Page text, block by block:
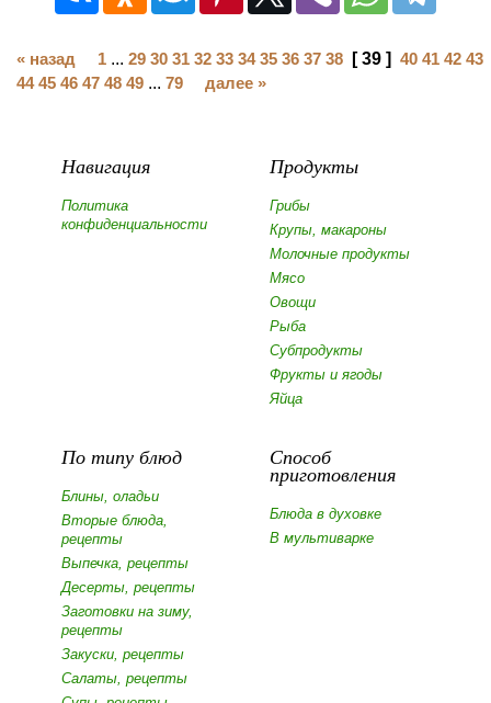
« назад 1 ... 29 30 31 32 33 34 35 36 37 38 [ 39 ] 40 41 42 43
44 45 46 47 48 49 ... 79 далее »
Навигация
Политика
конфиденциальности
Продукты
Грибы
Крупы, макароны
Молочные продукты
Мясо
Овощи
Рыба
Субпродукты
Фрукты и ягоды
Яйца
По типу блюд
Блины, оладьи
Вторые блюда,
рецепты
Выпечка, рецепты
Десерты, рецепты
Заготовки на зиму,
рецепты
Закуски, рецепты
Салаты, рецепты
Способ
приготовления
Блюда в духовке
В мультиварке